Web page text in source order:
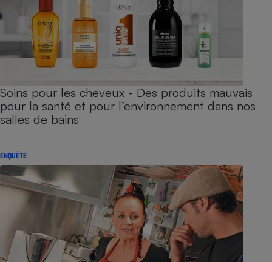
Soins pour les cheveux - Des produits mauvais
pour la santé et pour l’environnement dans nos
salles de bains
ENQUÊTE